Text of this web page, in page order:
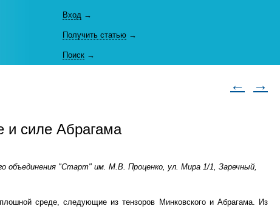
Вход →
Получить статью →
Поиск →
← →
и силе Абрагама
объединения "Старт" им. М.В. Проценко, ул. Мира 1/1, Заречный,
среде, следующие из тензоров Минковского и Абрагама. Из